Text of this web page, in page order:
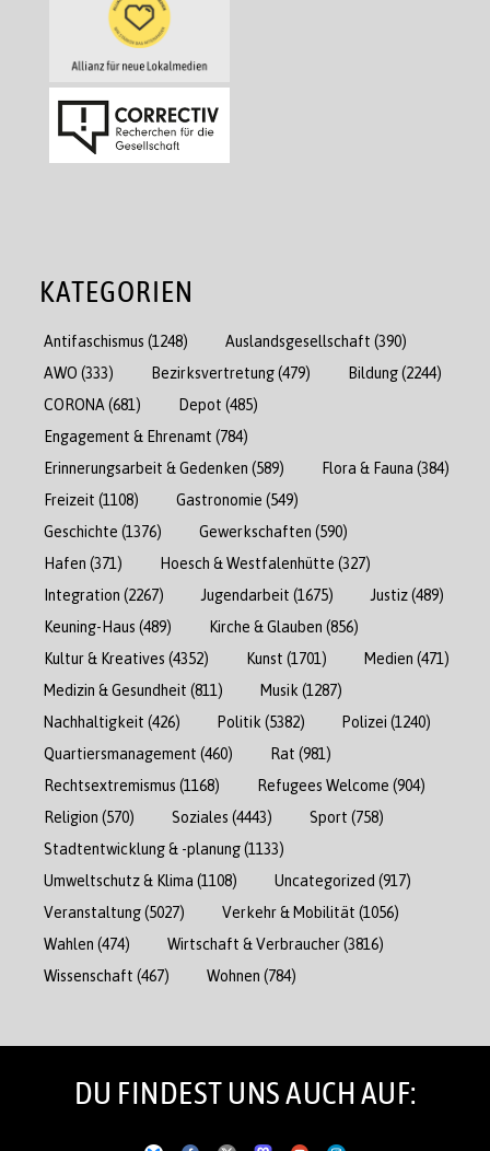
KATEGORIEN
Antifaschismus (1248) Auslandsgesellschaft (390)
AWO (333) Bezirksvertretung(479) Bildung(2244)
CORONA (681) Depot (485)
Engagement & Ehrenamt (784)
Erinnerungsarbeit & Gedenken (589) Flora & Fauna (384)
Freizeit (1108) Gastronomie (549)
Geschichte (1376) Gewerkschaften (590)
Hafen (371) Hoesch & Westfalenhütte (327)
Integration (2267) Jugendarbeit (1675) Justiz(489)
Keuning-Haus (489) Kirche & Glauben (856)
Kultur & Kreatives (4352) Kunst (1701) Medien (471)
Medizin & Gesundheit (811) Musik (1287)
Nachhaltigkeit (426) Politik (5382) Polizei (1240)
Quartiersmanagement (460) Rat (981)
Rechtsextremismus (1168) Refugees Welcome (904)
Religion (570) Soziales (4443) Sport (758)
Stadtentwicklung & -planung(1133)
Umweltschutz & Klima (1108) Uncategorized (917)
Veranstaltung(5027) Verkehr & Mobilität (1056)
Wahlen (474) Wirtschaft & Verbraucher(3816)
Wissenschaft (467) Wohnen (784)
DU FINDEST UNS AUCH AUF: